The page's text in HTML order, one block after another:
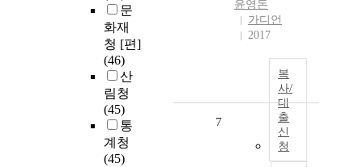
문
화재
청 [편]
(46)
산
림청
(45)
통
계청
(45)
윤영돈
가디언
2017
복
사/
대
출
신
청
7